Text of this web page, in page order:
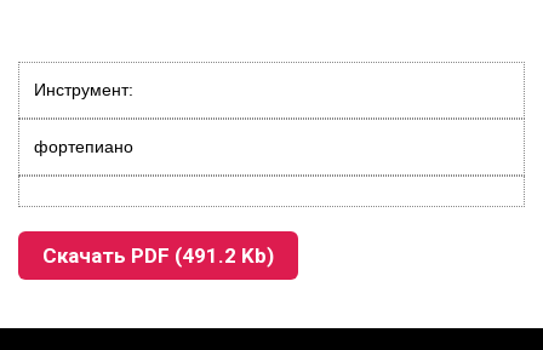
Инструмент:
фортепиано
Скачать PDF (491.2 Kb)